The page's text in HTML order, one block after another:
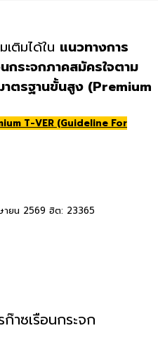
เติมได้ใน แนวทางการ
ระจกภาคสมัครใจตาม
าตรฐานขั้นสูง (Premium
T-VER (Guideline For
ายน 2569 ฮิต: 23365
าซเรือนกระจก